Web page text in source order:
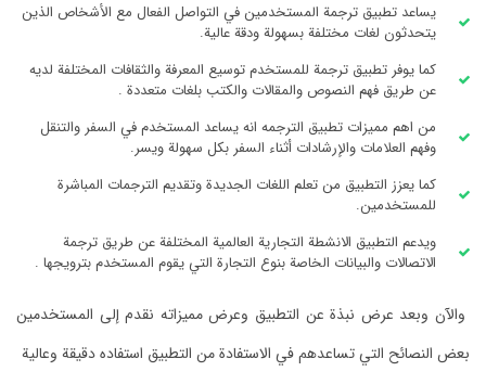
يساعد تطبيق ترجمة المستخدمين في التواصل الفعال مع الأشخاص الذين
يتحدثون لغات مختلفة بسهولة ودقة عالية.
كما يوفر تطبيق ترجمة للمستخدم توسيع المعرفة والثقافات المختلفة لديه
عن طريق فهم النصوص والمقالات والكتب بلغات متعددة .
من اهم مميزات تطبيق الترجمه انه يساعد المستخدم في السفر والتنقل
وفهم العلامات والإرشادات أثناء السفر بكل سهولة ويسر.
كما يعزز التطبيق من تعلم اللغات الجديدة وتقديم الترجمات المباشرة
للمستخدمين.
ويدعم التطبيق الانشطة التجارية العالمية المختلفة عن طريق ترجمة
الاتصالات والبيانات الخاصة بنوع التجارة التي يقوم المستخدم بترويجها .
والآن وبعد عرض نبذة عن التطبيق وعرض مميزاته نقدم إلى المستخدمين
بعض النصائح التي تساعدهم في الاستفادة من التطبيق استفاده دقيقة وعالية